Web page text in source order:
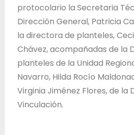
protocolario la Secretaria
Dirección General, Patricia
la directora de planteles,
Chávez, acompañadas de la
planteles de la Unidad
Navarro, Hilda Rocío
Virginia Jiménez Flores, de la
Vinculación.